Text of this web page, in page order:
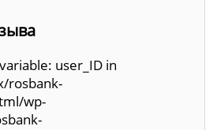
user_ID in
rosbank-
wp-